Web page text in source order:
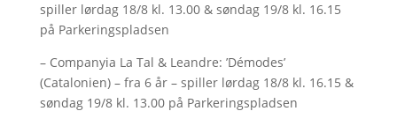
spiller lørdag 18/8 kl. 13.00 & søndag 19/8 kl. 16.15
på Parkeringspladsen
– Companyia La Tal & Leandre: ’Démodes’
(Catalonien) – fra 6 år – spiller lørdag 18/8 kl. 16.15 &
søndag 19/8 kl. 13.00 på Parkeringspladsen